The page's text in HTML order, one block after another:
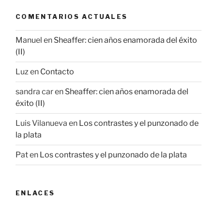
COMENTARIOS ACTUALES
Manuel en Sheaffer: cien años enamorada del éxito
(II)
Luzen Contacto
sandra caren Sheaffer: cien años enamorada del
éxito (II)
Luis Vilanueva en Los contrastes y el punzonado de
la plata
Paten Los contrastes y el punzonado de la plata
ENLACES